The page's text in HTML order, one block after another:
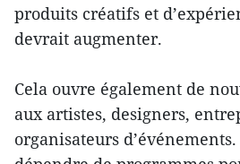
produits créatifs et
devrait augmenter.
Cela ouvre également de
aux artistes, designers,
organisateurs